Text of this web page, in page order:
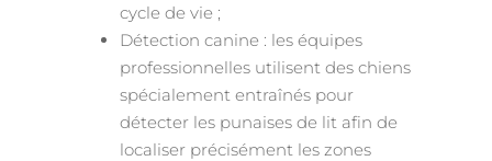
cycle de vie ;
Détection canine : les équipes
professionnelles utilisent des chiens
spécialement entraînés pour
détecter les punaises de lit afin de
localiser précisément les zones